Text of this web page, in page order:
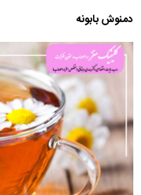
دمنوش بابونه